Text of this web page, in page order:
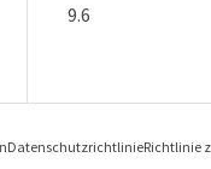
9.6
DatenschutzrichtlinieRichtlinie